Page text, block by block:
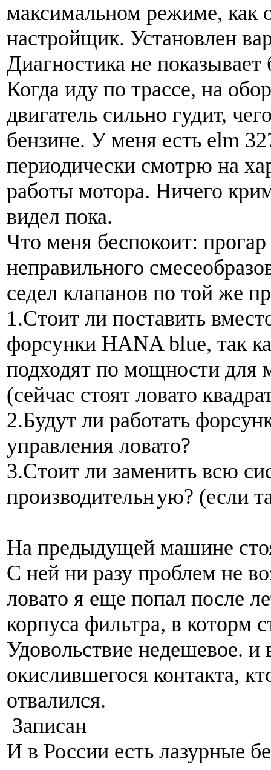
максимальном режиме, как
настройщик. Установлен
Диагностика не
Когда иду по трассе, на
двигатель сильно гудит,
бензине. У меня есть elm
периодически смотрю на
работы мотора. Ничего
видел пока.
Что меня беспокоит: прогар
неправильного
седел клапанов по той же
1.Стоит ли поставить
форсунки HANA blue, так
подходят по мощности для
(сейчас стоят ловато
2.Будут ли работать
управления ловато?
3.Стоит ли заменить всю
производительную? (если
На предыдущей машине
С ней ни разу проблем не
ловато я еще попал после
корпуса фильтра, в которм
Удовольствие недешевое. и
окислившегося контакта,
отвалился.
Записан
И в России есть лазурные